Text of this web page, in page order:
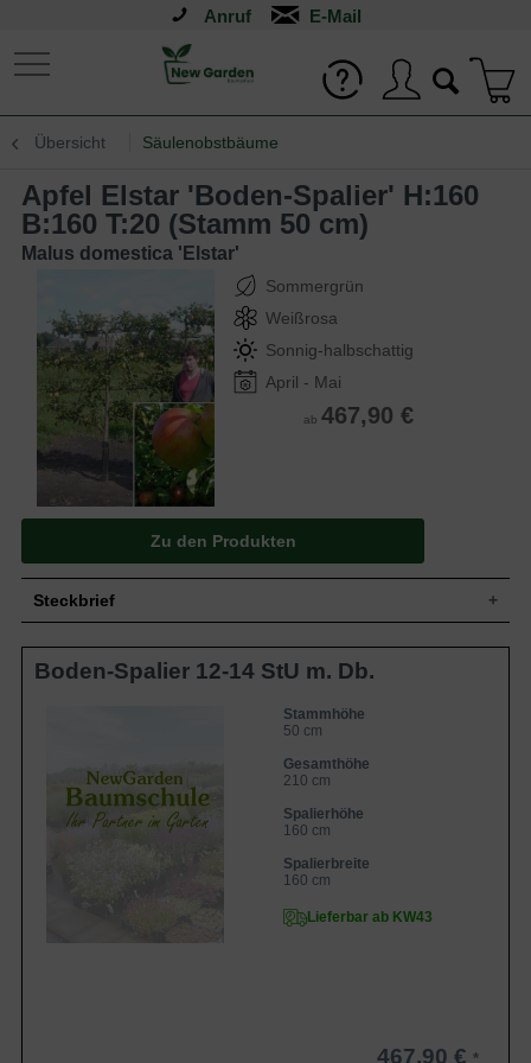
Anruf
Übersicht Säulenobstbäume
Apfel Elstar 'Boden-Spalier' H:160
B:160 T:20 (Stamm 50 cm)
Malus domestica 'Elstar'
Sommergrün
Weißrosa
Sonnig-halbschattig
April - Mai
ab 467,90 €
Zu den Produkten
Steckbrief
Wuchs
Kleiner bis mittelgroßer Baum, aufrecht,
gut verzweigt, dichtbuschig, 400 bis 800
Sommergrün, eiförmig, am Ende
zugespitzt, gesägter Rand, etwas rau,
Frucht
Grüngelb mit roter Backe, knackig und
saftig, aromatisch, fein-säuerlich
Blüte
Weißrosa
April bis Mai
Wurzeln
Dicht verzweigt, feinwurzelig, eher flach
50 cm) ist eine beliebte Apfelsorte. Für
Boden-Spalier 12-14 StU m. Db.
Stammhöhe
50 cm
Gesamthöhe
210 cm
Spalierhöhe
160 cm
Spalierbreite
160 cm
Lieferbar ab KW43
467,90 €